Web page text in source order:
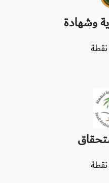
وشهادة